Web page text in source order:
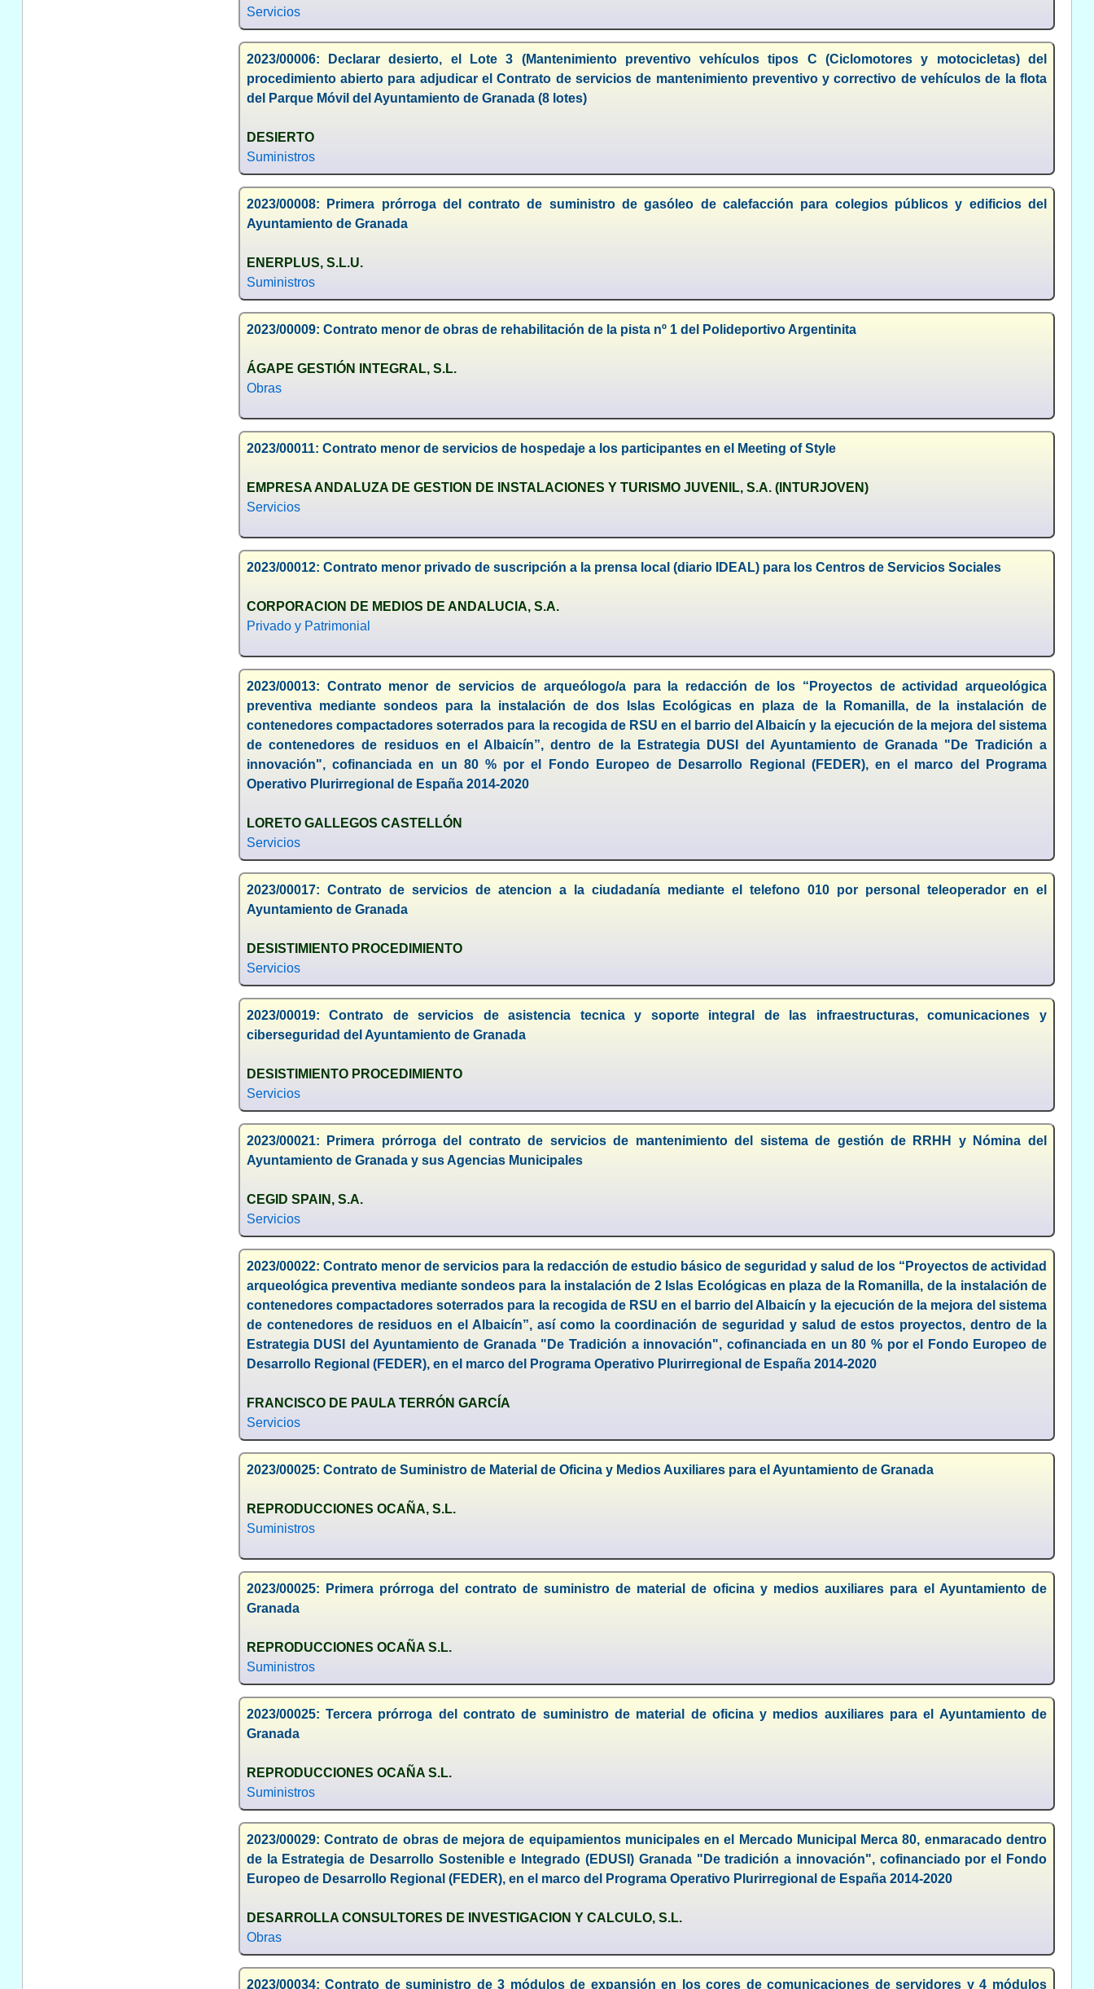
Servicios
2023/00006: Declarar desierto, el Lote 3 (Mantenimiento preventivo vehículos tipos C (Ciclomotores y motocicletas) del
procedimiento abierto para adjudicar el Contrato de servicios de mantenimiento preventivo y correctivo de vehículos de la flota
del Parque Móvil del Ayuntamiento de Granada (8 lotes)
DESIERTO
Suministros
2023/00008: Primera prórroga del contrato de suministro de gasóleo de calefacción para colegios públicos y edificios del
Ayuntamiento de Granada
ENERPLUS, S.L.U.
Suministros
2023/00009: Contrato menor de obras de rehabilitación de la pista nº 1 del Polideportivo Argentinita
ÁGAPE GESTIÓN INTEGRAL, S.L.
Obras
2023/00011: Contrato menor de servicios de hospedaje a los participantes en el Meeting of Style
EMPRESA ANDALUZA DE GESTION DE INSTALACIONES Y TURISMO JUVENIL, S.A. (INTURJOVEN)
Servicios
2023/00012: Contrato menor privado de suscripción a la prensa local (diario IDEAL) para los Centros de Servicios Sociales
CORPORACION DE MEDIOS DE ANDALUCIA, S.A.
Privado y Patrimonial
2023/00013: Contrato menor de servicios de arqueólogo/a para la redacción de los “Proyectos de actividad arqueológica
preventiva mediante sondeos para la instalación de dos Islas Ecológicas en plaza de la Romanilla, de la instalación de
contenedores compactadores soterrados para la recogida de RSU en el barrio del Albaicín y la ejecución de la mejora del sistema
de contenedores de residuos en el Albaicín”, dentro de la Estrategia DUSI del Ayuntamiento de Granada "De Tradición a
innovación", cofinanciada en un 80 % por el Fondo Europeo de Desarrollo Regional (FEDER), en el marco del Programa
Operativo Plurirregional de España 2014-2020
LORETO GALLEGOS CASTELLÓN
Servicios
2023/00017: Contrato de servicios de atencion a la ciudadanía mediante el telefono 010 por personal teleoperador en el
Ayuntamiento de Granada
DESISTIMIENTO PROCEDIMIENTO
Servicios
2023/00019: Contrato de servicios de asistencia tecnica y soporte integral de las infraestructuras, comunicaciones y
ciberseguridad del Ayuntamiento de Granada
DESISTIMIENTO PROCEDIMIENTO
Servicios
2023/00021: Primera prórroga del contrato de servicios de mantenimiento del sistema de gestión de RRHH y Nómina del
Ayuntamiento de Granada y sus Agencias Municipales
CEGID SPAIN, S.A.
Servicios
2023/00022: Contrato menor de servicios para la redacción de estudio básico de seguridad y salud de los “Proyectos de actividad
arqueológica preventiva mediante sondeos para la instalación de 2 Islas Ecológicas en plaza de la Romanilla, de la instalación de
contenedores compactadores soterrados para la recogida de RSU en el barrio del Albaicín y la ejecución de la mejora del sistema
de contenedores de residuos en el Albaicín”, así como la coordinación de seguridad y salud de estos proyectos, dentro de la
Estrategia DUSI del Ayuntamiento de Granada "De Tradición a innovación", cofinanciada en un 80 % por el Fondo Europeo de
Desarrollo Regional (FEDER), en el marco del Programa Operativo Plurirregional de España 2014-2020
FRANCISCO DE PAULA TERRÓN GARCÍA
Servicios
2023/00025: Contrato de Suministro de Material de Oficina y Medios Auxiliares para el Ayuntamiento de Granada
REPRODUCCIONES OCAÑA, S.L.
Suministros
2023/00025: Primera prórroga del contrato de suministro de material de oficina y medios auxiliares para el Ayuntamiento de
Granada
REPRODUCCIONES OCAÑA S.L.
Suministros
2023/00025: Tercera prórroga del contrato de suministro de material de oficina y medios auxiliares para el Ayuntamiento de
Granada
REPRODUCCIONES OCAÑA S.L.
Suministros
2023/00029: Contrato de obras de mejora de equipamientos municipales en el Mercado Municipal Merca 80, enmaracado dentro
de la Estrategia de Desarrollo Sostenible e Integrado (EDUSI) Granada "De tradición a innovación", cofinanciado por el Fondo
Europeo de Desarrollo Regional (FEDER), en el marco del Programa Operativo Plurirregional de España 2014-2020
DESARROLLA CONSULTORES DE INVESTIGACION Y CALCULO, S.L.
Obras
2023/00034: Contrato de suministro de 3 módulos de expansión en los cores de comunicaciones de servidores y 4 módulos